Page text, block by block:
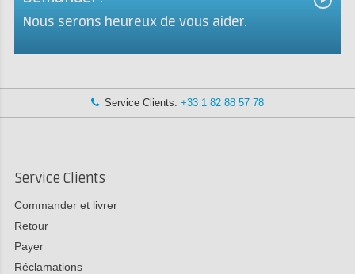
Nous serons heureux de vous aider.
Service Clients: +33 1 82 88 57 78
Service Clients
Commander et livrer
Retour
Payer
Réclamations